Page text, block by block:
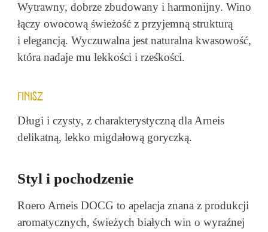
Wytrawny, dobrze zbudowany i harmonijny. Wino
łączy owocową świeżość z przyjemną strukturą
i elegancją. Wyczuwalna jest naturalna kwasowość,
która nadaje mu lekkości i rześkości.
FINISZ
Długi i czysty, z charakterystyczną dla Arneis
delikatną, lekko migdałową goryczką.
Styl i pochodzenie
Roero Arneis DOCG to apelacja znana z produkcji
aromatycznych, świeżych białych win o wyraźnej